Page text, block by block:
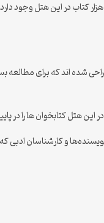
کتابخانه‌های این هتل به یک کتابخانه محدود نمی‌شود و دارای چندین کتابخانه است که با طراحی داخلی آن ها
شده اند که برای
این هتل کتابخوان ها را در
و کارشناسان ادبی